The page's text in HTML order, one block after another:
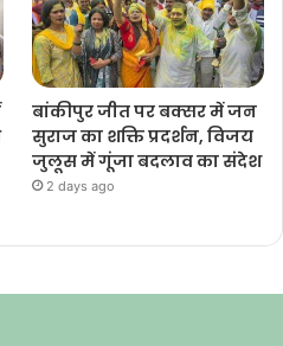
बांकीपुर जीत पर बक्सर में जन
सुराज का शक्ति प्रदर्शन, विजय
जुलूस में गूंजा बदलाव का संदेश
2 days ago